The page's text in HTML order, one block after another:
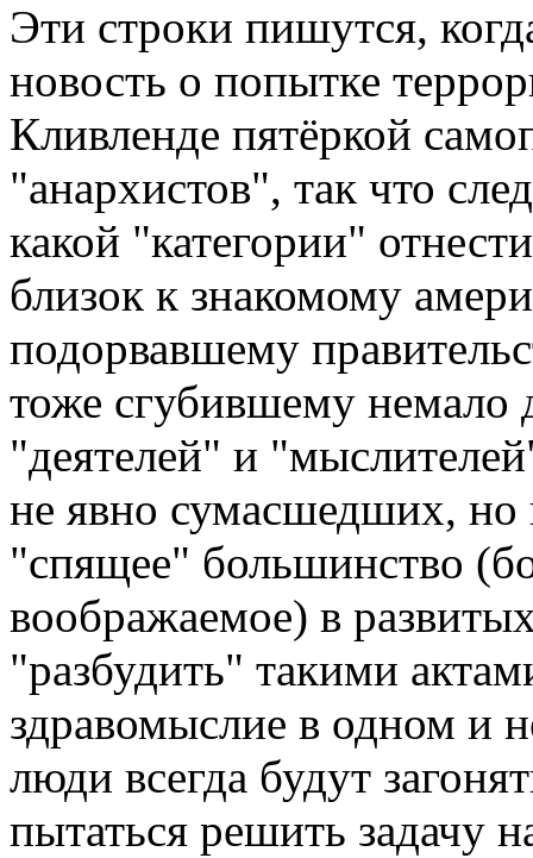
Эти строки пишутся,
новость о попытке
Кливленде пятёркой
"анархистов", так что
какой "категории"
близок к знакомому
подорвавшему
тоже сгубившему немало
"деятелей" и
не явно сумасшедших, но
"спящее" большинство
воображаемое) в
"разбудить" такими
здравомыслие в одном и
люди всегда будут
пытаться решить задачу